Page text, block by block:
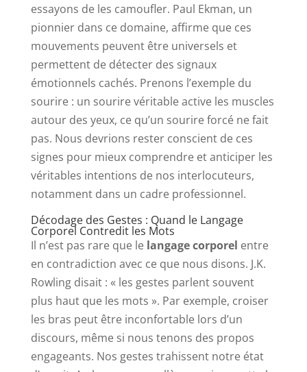
essayons de les camoufler. Paul Ekman, un
pionnier dans ce domaine, affirme que ces
mouvements peuvent être universels et
permettent de détecter des signaux
émotionnels cachés. Prenons l’exemple du
sourire : un sourire véritable active les muscles
autour des yeux, ce qu’un sourire forcé ne fait
pas. Nous devrions rester conscient de ces
signes pour mieux comprendre et anticiper les
véritables intentions de nos interlocuteurs,
notamment dans un cadre professionnel.
Décodage des Gestes : Quand le Langage
Corporel Contredit les Mots
Il n’est pas rare que le langage corporel entre
en contradiction avec ce que nous disons. J.K.
Rowling disait : « les gestes parlent souvent
plus haut que les mots ». Par exemple, croiser
les bras peut être inconfortable lors d’un
discours, même si nous tenons des propos
engageants. Nos gestes trahissent notre état